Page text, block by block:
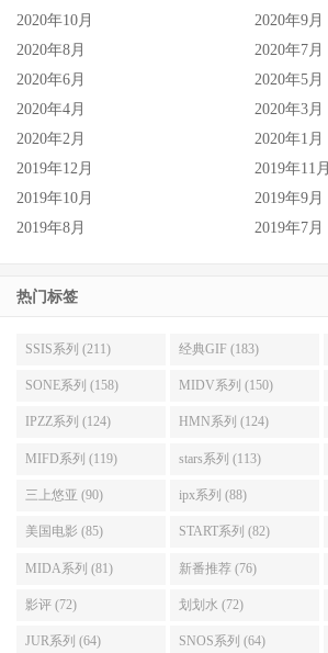
2020年10月
2020年9月
2020年8月
2020年7月
2020年6月
2020年5月
2020年4月
2020年3月
2020年2月
2020年1月
2019年12月
2019年11月
2019年10月
2019年9月
2019年8月
2019年7月
热门标签
SSIS系列 (211) 经典GIF (183)
SONE系列 (158) MIDV系列 (150)
IPZZ系列 (124) HMN系列 (124)
MIFD系列 (119) stars系列 (113)
三上悠亚 (90) ipx系列 (88)
美国电影 (85) START系列 (82)
MIDA系列 (81) 新番推荐 (76)
影评 (72) 划划水 (72)
JUR系列 (64) SNOS系列 (64)